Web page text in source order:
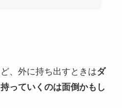
、外に持ち出すときはダ
っていくのは面倒かもし